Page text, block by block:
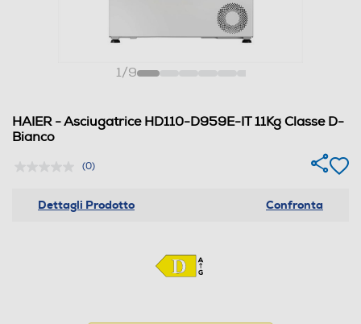
1/9
HAIER - Asciugatrice HD110-D959E-IT 11Kg Classe D-
Bianco
(0)
Dettagli Prodotto Confronta